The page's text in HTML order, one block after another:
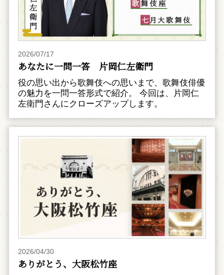
2026/07/17
あなたに一問一答 片岡仁左衛門
役の思い出から歌舞伎への思いまで、歌舞伎俳優
の魅力を一問一答形式で紹介。 今回は、片岡仁
左衛門さんにクローズアップします。
2026/04/30
ありがとう、大阪松竹座